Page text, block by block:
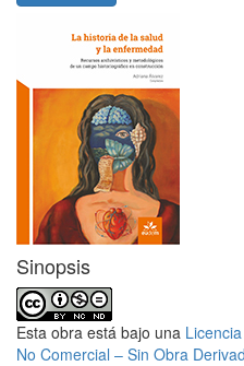
Sinopsis
Esta obra está bajo una
No Comercial – Sin Obra